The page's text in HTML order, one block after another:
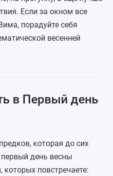
Если за окном все
порадуйте себя
весенней
в Первый день
которая до сих
день весны
которых повстречаете: